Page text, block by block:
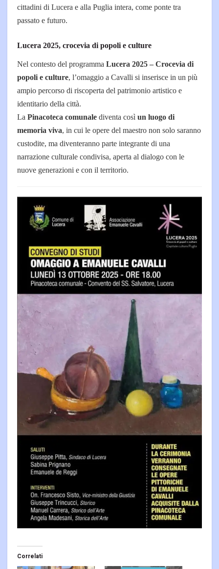
cittadini di Lucera e alla Puglia intera, come ponte tra
passato e futuro.
Lucera 2025, crocevia di popoli e culture
Nel contesto del programma Lucera 2025 – Crocevia di
popoli e culture, l’omaggio a Cavalli si inserisce in un più
ampio percorso di riscoperta del patrimonio artistico e
identitario della città.
La Pinacoteca comunale diventa così un luogo di
memoria viva, in cui le opere del maestro non solo saranno
custodite, ma diventeranno parte integrante di una
narrazione culturale condivisa, aperta al dialogo con le
nuove generazioni e con il territorio.
Correlati